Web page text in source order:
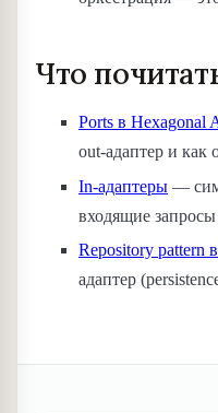
Что
Ports в Hexagonal
out-адаптер и как
In-адаптеры —
входящие
Repository pattern
адаптер